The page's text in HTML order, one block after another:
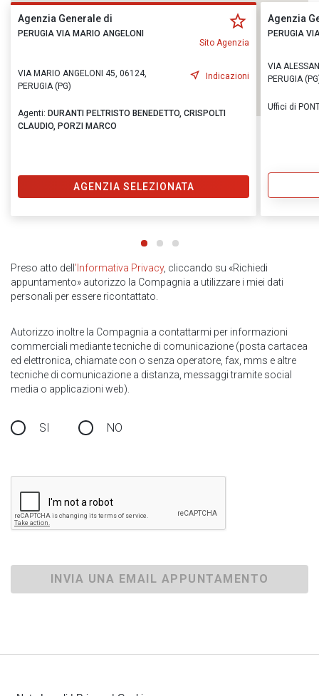
Agenzia Generale di
PERUGIA VIA MARIO ANGELONI
Sito Agenzia
VIA MARIO ANGELONI 45, 06124,
PERUGIA (PG)
Indicazioni
Agenti: DURANTI PELTRISTO BENEDETTO, CRISPOLTI
CLAUDIO, PORZI MARCO
AGENZIA SELEZIONATA
Agenzia
PERUGIA
VIA
PERUGIA
Uffici di
Preso atto dell ’Informativa Privacy, cliccando su «Richiedi
appuntamento» autorizzo la Compagnia a utilizzare i miei dati
personali per essere ricontattato.
Autorizzo inoltre la Compagnia a contattarmi per informazioni
commerciali mediante tecniche di comunicazione (posta cartacea
ed elettronica, chiamate con o senza operatore, fax, mms e altre
tecniche di comunicazione a distanza, messaggi tramite social
media o applicazioni web).
SI NO
INVIA UNA EMAIL APPUNTAMENTO